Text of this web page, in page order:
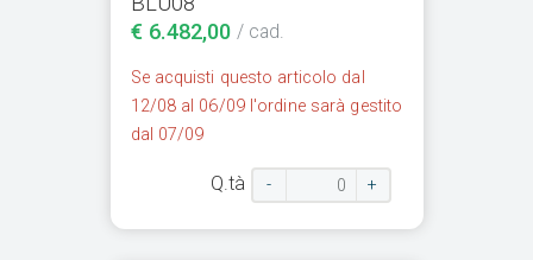
€ 6.482,00 / cad.
Se acquisti questo articolo dal
12/08 al 06/09 l'ordine sarà gestito
dal 07/09
Q.tà - +